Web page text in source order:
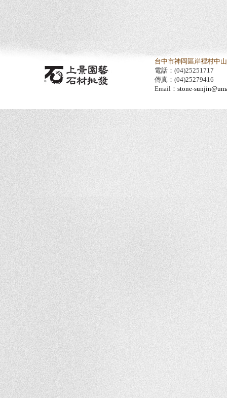
台中市神岡區岸裡村中
電話：(04)25251717
傳真：(04)25279416
Email： stone-